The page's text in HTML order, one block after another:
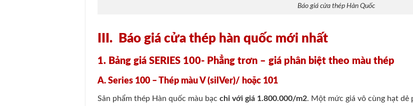
Báo giá cửa thép Hàn Quốc
III. Báo giá cửa thép hàn quốc mới nhất
1. Bảng giá SERIES 100- Phẳng trơn – giá phân biệt theo màu thép
A. Series 100 – Thép màu V (silVer)/ hoặc 101
Sản phẩm thép Hàn quốc màu bạcchỉ với giá 1.800.000/m2. Một mức giá vô cùng hạt dẻ